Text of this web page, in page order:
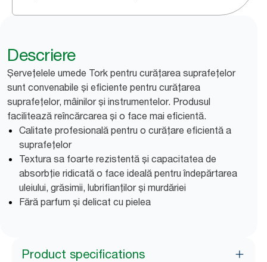
Descriere
Șervețelele umede Tork pentru curățarea suprafețelor
sunt convenabile și eficiente pentru curățarea
suprafețelor, mâinilor și instrumentelor. Produsul
facilitează reîncărcarea și o face mai eficientă.
Calitate profesională pentru o curățare eficientă a
suprafețelor
Textura sa foarte rezistentă și capacitatea de
absorbție ridicată o face ideală pentru îndepărtarea
uleiului, grăsimii, lubrifianților și murdăriei
Fără parfum și delicat cu pielea
Product specifications